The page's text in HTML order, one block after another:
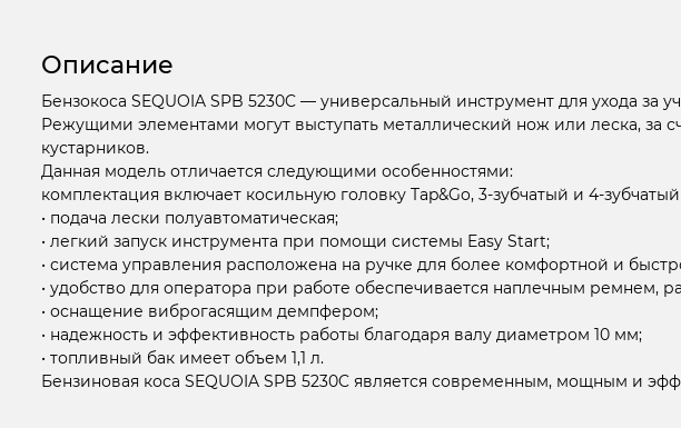
Описание
Бензокоса SEQUOIA SPB 5230C — универсальный инструмент для ухода за
Режущими элементами могут выступать металлический нож или леска, за
кустарников.
Данная модель отличается следующими особенностями:
комплектация включает косильную головку Tap&Go, 3-зубчатый и 4-
• подача лески полуавтоматическая;
• легкий запуск инструмента при помощи системы Easy Start;
• система управления расположена на ручке для более комфортной и
• удобство для оператора при работе обеспечивается наплечным
• оснащение виброгасящим демпфером;
• надежность и эффективность работы благодаря валу диаметром 10 мм;
• топливный бак имеет объем 1,1 л.
Бензиновая коса SEQUOIA SPB 5230C является современным, мощным и